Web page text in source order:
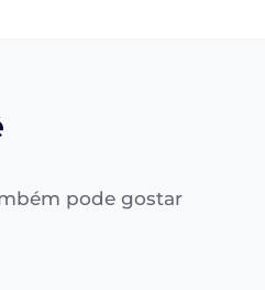
pode gostar